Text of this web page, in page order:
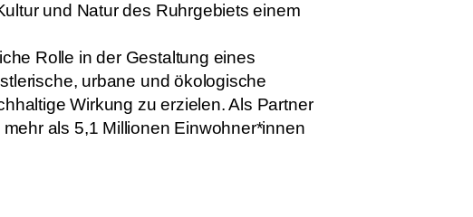
und Natur des Ruhrgebiets einem
Rolle in der Gestaltung eines
urbane und ökologische
Wirkung zu erzielen. Als Partner
als 5,1 Millionen Einwohner*innen